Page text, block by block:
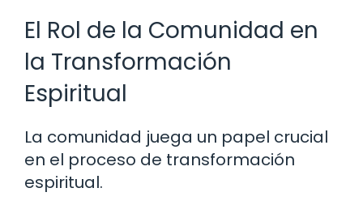
El Rol de la Comunidad en
la Transformación
Espiritual
La comunidad juega un papel crucial
en el proceso de transformación
espiritual.